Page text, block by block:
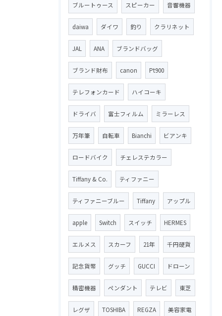
ブルートゥース スピーカー 音響機器
daiwa ダイワ 釣り クラリネット
JAL ANA ブランドバッグ
ブランド財布 canon Pt900
テレフォンカード ハイコーキ
ドライバ 富士フィルム ミラーレス
万年筆 自転車 Bianchi ビアンキ
ロードバイク チェレステカラー
Tiffany & Co. ティファニー
ティファニーブルー Tiffany アップル
apple Switch スイッチ HERMES
エルメス スカーフ 21年 千円硬貨
記念貨幣 グッチ GUCCI ドローン
精密機器 ペンダント テレビ 東芝
レグザ TOSHIBA REGZA 美容家電